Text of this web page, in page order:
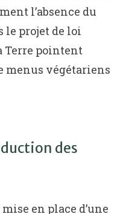
l’absence du
le projet de loi
Terre pointent
menus végétariens
des
en place d’une